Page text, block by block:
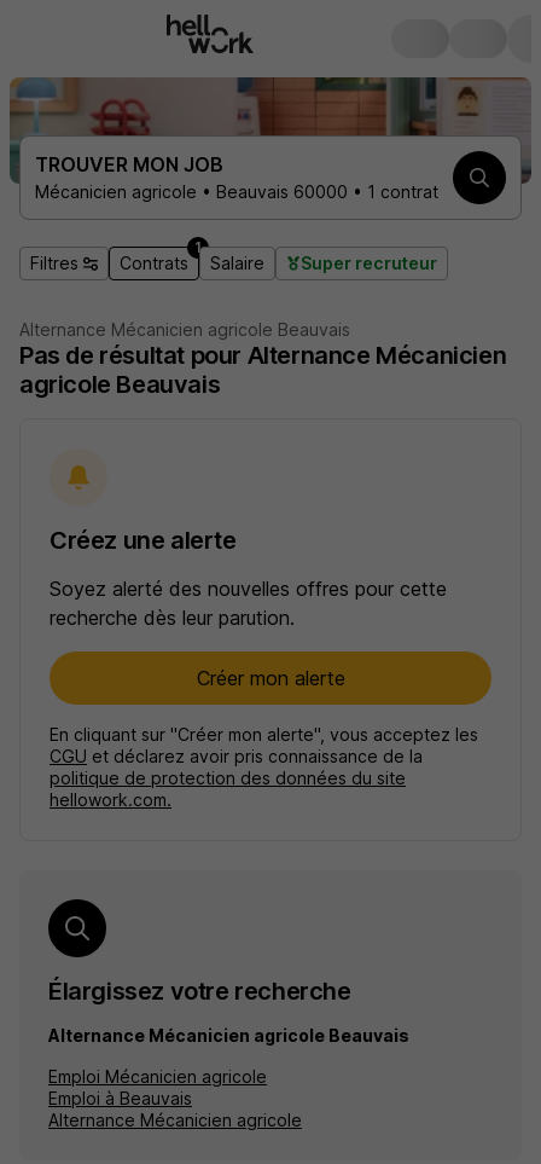
TROUVER MON JOB
Mécanicien agricole • Beauvais 60000 • 1 contrat
Filtres Contrats
1
Salaire Super recruteur
Alternance Mécanicien agricole Beauvais
Pas de résultat pour Alternance Mécanicien
agricole Beauvais
Créez une alerte
Soyez alerté des nouvelles offres pour cette
recherche dès leur parution.
Créer mon alerte
En cliquant sur "Créer mon alerte", vous acceptez les
CGU et déclarez avoir pris connaissance de la
politique de protection des données du site
hellowork.com.
Élargissez votre recherche
Alternance Mécanicien agricole Beauvais
Emploi Mécanicien agricole
Emploi à Beauvais
Alternance Mécanicien agricole